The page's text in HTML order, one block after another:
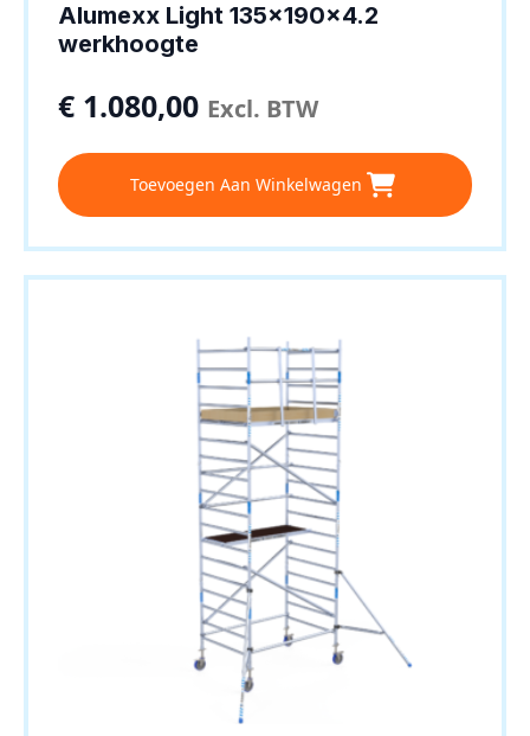
Alumexx Light 135x190x4.2
werkhoogte
€ 1.080,00 Excl. BTW
Toevoegen Aan Winkelwagen